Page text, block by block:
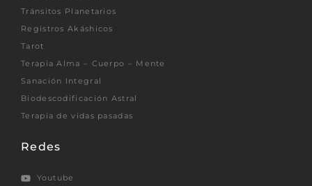
Tránsitos Planetarios
Registros Akáshicos
Tarot
Terapia Alma – Cuerpo – Mente
Sanación Integral
Biodescodificación Astral
Terapia de vidas pasadas
Redes
Youtube